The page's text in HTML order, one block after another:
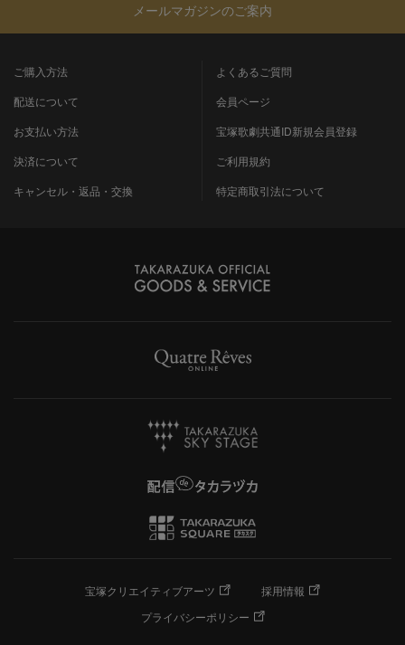
メールマガジンのご案内
ご購入方法
配送について
お支払い方法
決済について
キャンセル・返品・交換
よくあるご質問
会員ページ
宝塚歌劇共通ID新規会員登録
ご利用規約
特定商取引法について
宝塚クリエイティブアーツ
採用情報
プライバシーポリシー